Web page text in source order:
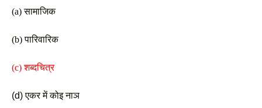
(a) सामाजिक
(b) पारिवारिक
(c) शब्दचित्र
(d) एकर में कोइ नाञ